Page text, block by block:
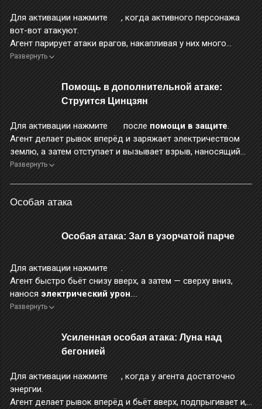
Для активации нажмите
, когда активного персонажа
вот-вот атакуют.
Агент парирует атаки врагов, накапливая у них много
очков оглушения.
очков помощи
при сдерживании интенсивных
Во время применения этого навыка персонаж неуязвим.
Развернуть
Помощь в дополнительной атаке:
Струится Цинцзян
Для активации нажмите после помощи в защите.
Агент делает рывок вперёд и заряжает электричеством
землю, а затем отступает и вызывает взрыв, наносящий
электрический урон
Развернуть
Особая атака
Особая атака: Зал в узорчатой парче
Для активации нажмите
.
Агент быстро бьёт снизу вверх, а затем — сверху вниз,
нанося электрический урон.
Во время применения этого навыка повышается уровень
Развернуть
Усиленная особая атака: Луна над
бегонией
Для активации нажмите
, когда у агента достаточно
энергии.
Агент делает рывок вперёд и бьёт вверх, подпрыгивает и,